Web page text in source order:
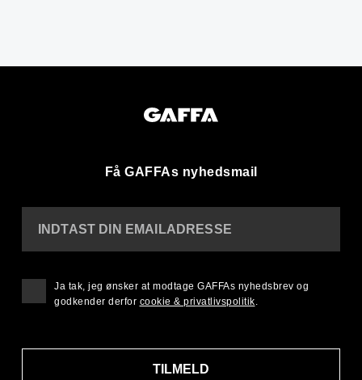
Få GAFFAs nyhedsmail
INDTAST DIN EMAILADRESSE
TILMELD
Ja tak, jeg ønsker at modtage GAFFAs nyhedsbrev og
godkender derfor cookie & privatlivspolitik.